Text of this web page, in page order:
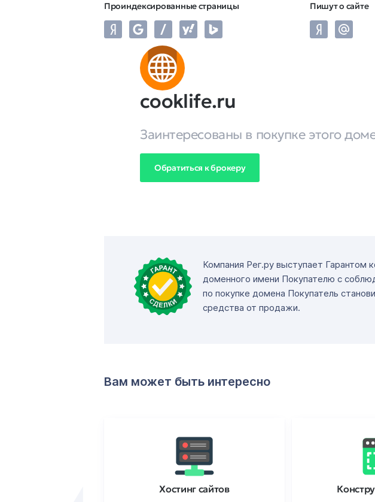
Проиндексированные страницы Пишут о сайте
cooklife.ru
Заинтересованы в покупке этого
Обратиться к брокеру
Компания Рег.ру выступает Гарантом
доменного имени Покупателю с
по покупке домена Покупатель
средства от продажи.
Вам может быть интересно
Хостинг сайтов